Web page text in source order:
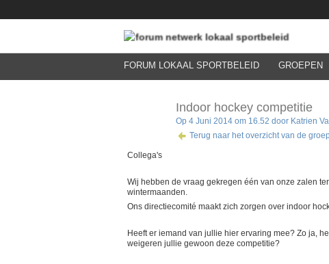
FORUM LOKAAL SPORTBELEID GROEPEN
Indoor hockey competitie
Op 4 Juni 2014 om 16.52 door Katrien
Terug naar het overzicht van de
Collega's
Wij hebben de vraag gekregen één van onze zalen
wintermaanden.
Ons directiecomité maakt zich zorgen over indoor
Heeft er iemand van jullie hier ervaring mee? Zo ja,
weigeren jullie gewoon deze competitie?